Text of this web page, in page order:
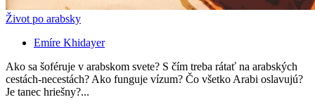
Život po arabsky
Emíre Khidayer
Ako sa šoféruje v arabskom svete? S čím treba rátať na arabských
cestách-necestách? Ako funguje vízum? Čo všetko Arabi oslavujú?
Je tanec hriešny?...